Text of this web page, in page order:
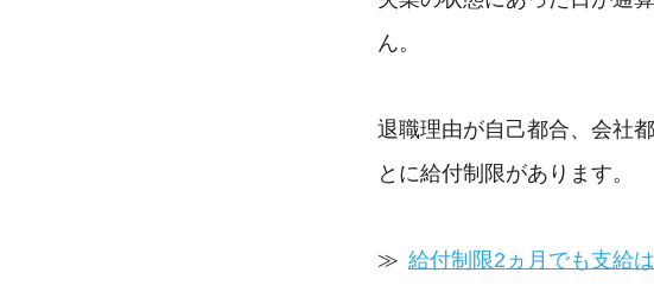
ん。
退職理由が自己都合、会社
とに給付制限があります。
給付制限2ヵ月でも支給